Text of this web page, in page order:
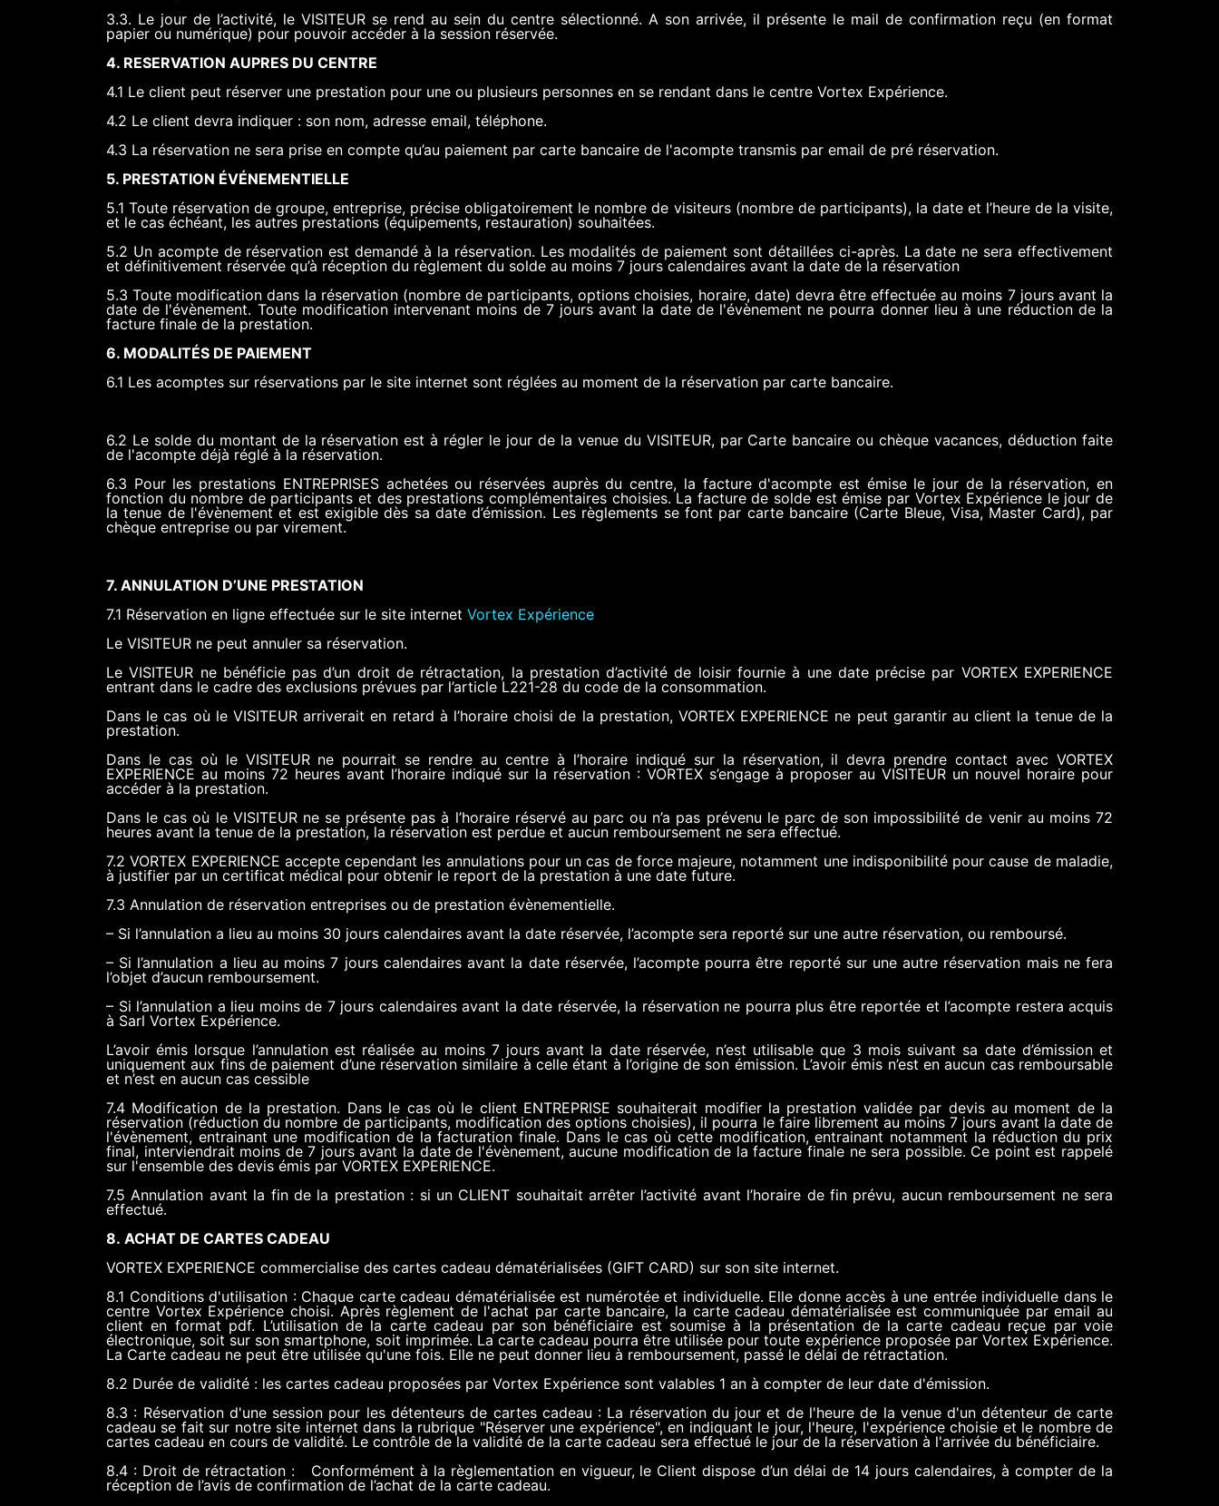
3.3. Le jour de l’activité, le VISITEUR se rend au sein du centre sélectionné. A son arrivée, il présente le mail de confirmation reçu (en format
papier ou numérique) pour pouvoir accéder à la session réservée.
4. RESERVATION AUPRES DU CENTRE
4.1 Le client peut réserver une prestation pour une ou plusieurs personnes en se rendant dans le centre Vortex Expérience.
4.2 Le client devra indiquer : son nom, adresse email, téléphone.
4.3 La réservation ne sera prise en compte qu’au paiement par carte bancaire de l'acompte transmis par email de pré réservation.
5. PRESTATION ÉVÉNEMENTIELLE
5.1 Toute réservation de groupe, entreprise, précise obligatoirement le nombre de visiteurs (nombre de participants), la date et l’heure de la visite,
et le cas échéant, les autres prestations (équipements, restauration) souhaitées.
5.2 Un acompte de réservation est demandé à la réservation. Les modalités de paiement sont détaillées ci-après. La date ne sera effectivement
et définitivement réservée qu’à réception du règlement du solde au moins 7 jours calendaires avant la date de la réservation
5.3 Toute modification dans la réservation (nombre de participants, options choisies, horaire, date) devra être effectuée au moins 7 jours avant la
date de l'évènement. Toute modification intervenant moins de 7 jours avant la date de l'évènement ne pourra donner lieu à une réduction de la
facture finale de la prestation.
6. MODALITÉS DE PAIEMENT
6.1 Les acomptes sur réservations par le site internet sont réglées au moment de la réservation par carte bancaire.
6.2 Le solde du montant de la réservation est à régler le jour de la venue du VISITEUR, par Carte bancaire ou chèque vacances, déduction faite
de l'acompte déjà réglé à la réservation.
6.3 Pour les prestations ENTREPRISES achetées ou réservées auprès du centre, la facture d'acompte est émise le jour de la réservation, en
fonction du nombre de participants et des prestations complémentaires choisies. La facture de solde est émise par Vortex Expérience le jour de
la tenue de l'évènement et est exigible dès sa date d’émission. Les règlements se font par carte bancaire (Carte Bleue, Visa, Master Card), par
chèque entreprise ou par virement.
7. ANNULATION D’UNE PRESTATION
7.1 Réservation en ligne effectuée sur le site internet Vortex Expérience
Le VISITEUR ne peut annuler sa réservation.
Le VISITEUR ne bénéficie pas d’un droit de rétractation, la prestation d’activité de loisir fournie à une date précise par VORTEX EXPERIENCE
entrant dans le cadre des exclusions prévues par l’article L221-28 du code de la consommation.
Dans le cas où le VISITEUR arriverait en retard à l’horaire choisi de la prestation, VORTEX EXPERIENCE ne peut garantir au client la tenue de la
prestation.
Dans le cas où le VISITEUR ne pourrait se rendre au centre à l’horaire indiqué sur la réservation, il devra prendre contact avec VORTEX
EXPERIENCE au moins 72 heures avant l’horaire indiqué sur la réservation : VORTEX s’engage à proposer au VISITEUR un nouvel horaire pour
accéder à la prestation.
Dans le cas où le VISITEUR ne se présente pas à l’horaire réservé au parc ou n’a pas prévenu le parc de son impossibilité de venir au moins 72
heures avant la tenue de la prestation, la réservation est perdue et aucun remboursement ne sera effectué.
7.2 VORTEX EXPERIENCE accepte cependant les annulations pour un cas de force majeure, notamment une indisponibilité pour cause de maladie,
à justifier par un certificat médical pour obtenir le report de la prestation à une date future.
7.3 Annulation de réservation entreprises ou de prestation évènementielle.
– Si l’annulation a lieu au moins 30 jours calendaires avant la date réservée, l’acompte sera reporté sur une autre réservation, ou remboursé.
– Si l’annulation a lieu au moins 7 jours calendaires avant la date réservée, l’acompte pourra être reporté sur une autre réservation mais ne fera
l’objet d’aucun remboursement.
– Si l’annulation a lieu moins de 7 jours calendaires avant la date réservée, la réservation ne pourra plus être reportée et l’acompte restera acquis
à Sarl Vortex Expérience.
L’avoir émis lorsque l’annulation est réalisée au moins 7 jours avant la date réservée, n’est utilisable que 3 mois suivant sa date d’émission et
uniquement aux fins de paiement d’une réservation similaire à celle étant à l’origine de son émission. L’avoir émis n’est en aucun cas remboursable
et n’est en aucun cas cessible
7.4 Modification de la prestation. Dans le cas où le client ENTREPRISE souhaiterait modifier la prestation validée par devis au moment de la
réservation (réduction du nombre de participants, modification des options choisies), il pourra le faire librement au moins 7 jours avant la date de
l'évènement, entrainant une modification de la facturation finale. Dans le cas où cette modification, entrainant notamment la réduction du prix
final, interviendrait moins de 7 jours avant la date de l'évènement, aucune modification de la facture finale ne sera possible. Ce point est rappelé
sur l'ensemble des devis émis par VORTEX EXPERIENCE.
7.5 Annulation avant la fin de la prestation : si un CLIENT souhaitait arrêter l’activité avant l’horaire de fin prévu, aucun remboursement ne sera
effectué.
8. ACHAT DE CARTES CADEAU
VORTEX EXPERIENCE commercialise des cartes cadeau dématérialisées (GIFT CARD) sur son site internet.
8.1 Conditions d'utilisation : Chaque carte cadeau dématérialisée est numérotée et individuelle. Elle donne accès à une entrée individuelle dans le
centre Vortex Expérience choisi. Après règlement de l'achat par carte bancaire, la carte cadeau dématérialisée est communiquée par email au
client en format pdf. L’utilisation de la carte cadeau par son bénéficiaire est soumise à la présentation de la carte cadeau reçue par voie
électronique, soit sur son smartphone, soit imprimée. La carte cadeau pourra être utilisée pour toute expérience proposée par Vortex Expérience.
La Carte cadeau ne peut être utilisée qu'une fois. Elle ne peut donner lieu à remboursement, passé le délai de rétractation.
8.2 Durée de validité : les cartes cadeau proposées par Vortex Expérience sont valables 1 an à compter de leur date d'émission.
8.3 : Réservation d'une session pour les détenteurs de cartes cadeau : La réservation du jour et de l'heure de la venue d'un détenteur de carte
cadeau se fait sur notre site internet dans la rubrique "Réserver une expérience", en indiquant le jour, l'heure, l'expérience choisie et le nombre de
cartes cadeau en cours de validité. Le contrôle de la validité de la carte cadeau sera effectué le jour de la réservation à l'arrivée du bénéficiaire.
8.4 : Droit de rétractation : Conformément à la règlementation en vigueur, le Client dispose d’un délai de 14 jours calendaires, à compter de la
réception de l’avis de confirmation de l’achat de la carte cadeau.